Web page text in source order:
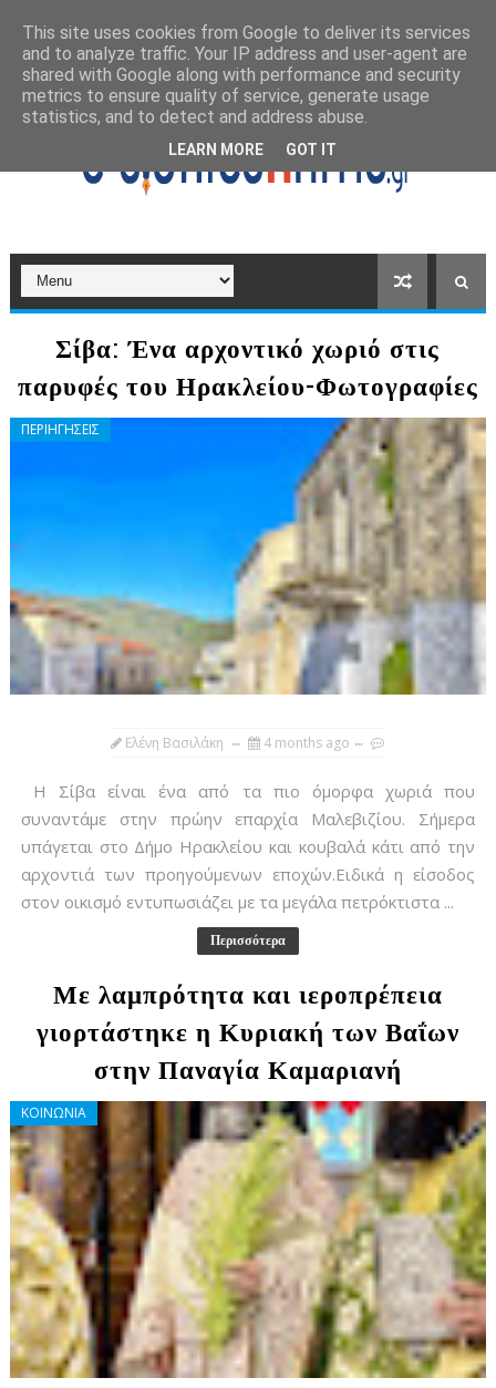
Σίβα: Ένα αρχοντικό χωριό στις
παρυφές του Ηρακλείου-Φωτογραφίες
ΠΕΡΙΗΓΗΣΕΙΣ
Ελένη Βασιλάκη 4 months ago
Η Σίβα είναι ένα από τα πιο όμορφα χωριά που
συναντάμε στην πρώην επαρχία Μαλεβιζίου. Σήμερα
υπάγεται στο Δήμο Ηρακλείου και κουβαλά κάτι από την
αρχοντιά των προηγούμενων εποχών.Ειδικά η είσοδος
στον οικισμό εντυπωσιάζει με τα μεγάλα πετρόκτιστα ...
Περισσότερα
Με λαμπρότητα και ιεροπρέπεια
γιορτάστηκε η Κυριακή των Βαΐων
στην Παναγία Καμαριανή
ΚΟΙΝΩΝΙΑ
This site uses cookies from Google to deliver its services
and to analyze traffic. Your IP address and user-agent are
shared with Google along with performance and security
metrics to ensure quality of service, generate usage
statistics, and to detect and address abuse.
LEARN MORE GOT IT